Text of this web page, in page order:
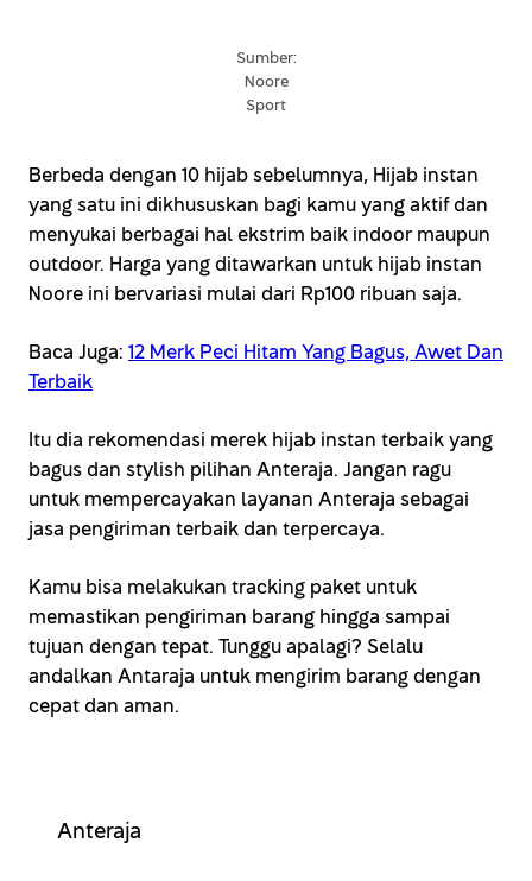
Sumber:
Noore
Sport
Berbeda dengan 10 hijab sebelumnya, Hijab instan
yang satu ini dikhususkan bagi kamu yang aktif dan
menyukai berbagai hal ekstrim baik indoor maupun
outdoor. Harga yang ditawarkan untuk hijab instan
Noore ini bervariasi mulai dari Rp100 ribuan saja.
Baca Juga: 12 Merk Peci Hitam Yang Bagus, Awet Dan
Terbaik
Itu dia rekomendasi merek hijab instan terbaik yang
bagus dan stylish pilihan Anteraja. Jangan ragu
untuk mempercayakan layanan Anteraja sebagai
jasa pengiriman terbaik dan terpercaya.
Kamu bisa melakukan tracking paket untuk
memastikan pengiriman barang hingga sampai
tujuan dengan tepat. Tunggu apalagi? Selalu
andalkan Antaraja untuk mengirim barang dengan
cepat dan aman.
Anteraja